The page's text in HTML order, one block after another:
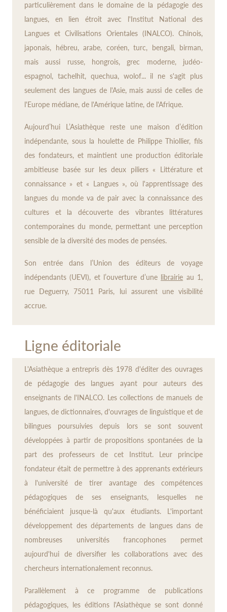
particulièrement dans le domaine de la pédagogie des
langues, en lien étroit avec l'Institut National des
Langues et Civilisations Orientales (INALCO). Chinois,
japonais, hébreu, arabe, coréen, turc, bengali, birman,
mais aussi russe, hongrois, grec moderne, judéo-
espagnol, tachelhit, quechua, wolof... il ne s'agit plus
seulement des langues de l'Asie, mais aussi de celles de
l'Europe médiane, de l'Amérique latine, de l'Afrique.
Aujourd’hui L’Asiathèque reste une maison d’édition
indépendante, sous la houlette de Philippe Thiollier, fils
des fondateurs, et maintient une production éditoriale
ambitieuse basée sur les deux piliers « Littérature et
connaissance » et « Langues », où l'apprentissage des
langues du monde va de pair avec la connaissance des
cultures et la découverte des vibrantes littératures
contemporaines du monde, permettant une perception
sensible de la diversité des modes de pensées.
Son entrée dans l’Union des éditeurs de voyage
indépendants (UEVI), et l’ouverture d’une librairie au 1,
rue Deguerry, 75011 Paris, lui assurent une visibilité
accrue.
Ligne éditoriale
L'Asiathèque a entrepris dès 1978 d'éditer des ouvrages
de pédagogie des langues ayant pour auteurs des
enseignants de l'INALCO. Les collections de manuels de
langues, de dictionnaires, d'ouvrages de linguistique et de
bilingues poursuivies depuis lors se sont souvent
développées à partir de propositions spontanées de la
part des professeurs de cet Institut. Leur principe
fondateur était de permettre à des apprenants extérieurs
à l'université de tirer avantage des compétences
pédagogiques de ses enseignants, lesquelles ne
bénéficiaient jusque-là qu'aux étudiants. L'important
développement des départements de langues dans de
nombreuses universités francophones permet
aujourd'hui de diversifier les collaborations avec des
chercheurs internationalement reconnus.
Parallèlement à ce programme de publications
pédagogiques, les éditions l'Asiathèque se sont donné